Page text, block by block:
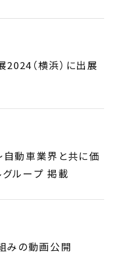
2024（横浜）に出展
自動車業界と共に価
ループ 掲載
みの動画公開